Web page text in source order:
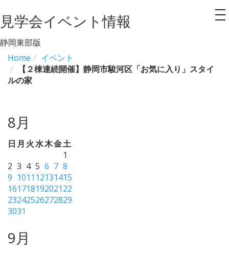
見学会イベント情報
静岡東部版
Home
イベント
【２棟連続開催】静岡市駿河区「お気に入り」スタイ
ルの家
8月
日 月 火水木金土
1
2 3 4 5 6 7 8
9 1011 12131415
16171819202122
23242526272829
3031
9月